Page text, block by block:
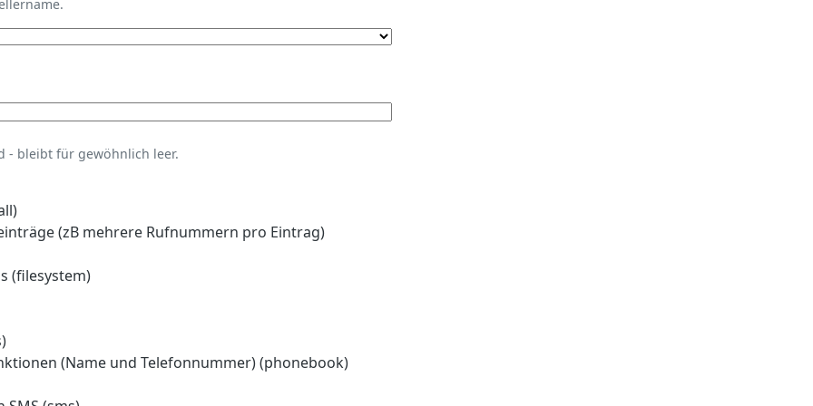
- bleibt für gewöhnlich leer.
(zB mehrere Rufnummern pro Eintrag)
(filesystem)
(Name und Telefonnummer) (phonebook)